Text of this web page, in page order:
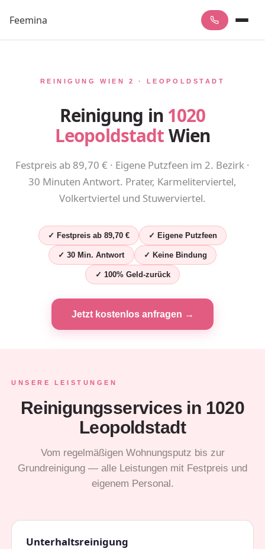
Feemina
REINIGUNG WIEN 2 · LEOPOLDSTADT
Reinigung in 1020
LeopoldstadtWien
Festpreis ab 89,70 € · Eigene Putzfeen im 2. Bezirk ·
30 Minuten Antwort. Prater, Karmeliterviertel,
Volkertviertel und Stuwerviertel.
✓ Festpreis ab 89,70 € ✓ Eigene Putzfeen
✓ 30 Min. Antwort ✓ Keine Bindung
✓ 100% Geld-zurück
Jetzt kostenlos anfragen →
UNSERE LEISTUNGEN
Reinigungsservices in 1020
Leopoldstadt
Vom regelmäßigen Wohnungsputz bis zur
Grundreinigung — alle Leistungen mit Festpreis und
eigenem Personal.
Unterhaltsreinigung